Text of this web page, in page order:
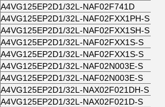
A4VG125EP2D1/32L-NAF02F741D
A4VG125EP2D1/32L-NAF02FXX1PH-S
A4VG125EP2D1/32L-NAF02FXX1SH-S
A4VG125EP2D1/32L-NAF02FXX1S-S
A4VG125EP2D1/32L-NAF02FXX1S-S
A4VG125EP2D1/32L-NAF02N003E-S
A4VG125EP2D1/32L-NAF02N003E-S
A4VG125EP2D1/32L-NAX02F021DH-S
A4VG125EP2D1/32L-NAX02F021D-S